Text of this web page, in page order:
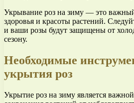
Укрывание роз на зиму — это
здоровья и красоты растений.
и ваши розы будут защищены от
сезону.
Необходимые
укрытия роз
Укрытие роз на зиму является